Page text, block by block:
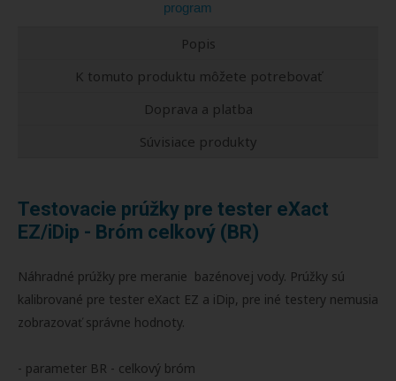
program
Popis
K tomuto produktu môžete potrebovať
Doprava a platba
Súvisiace produkty
Testovacie prúžky pre tester eXact
EZ/iDip - Bróm celkový (BR)
Náhradné prúžky pre meranie bazénovej vody. Prúžky sú
kalibrované pre tester eXact EZ a iDip, pre iné testery nemusia
zobrazovať správne hodnoty.
- parameter BR - celkový bróm